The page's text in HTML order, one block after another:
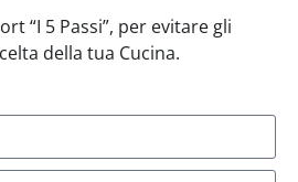
“I 5 Passi”, per evitare gli
della tua Cucina.